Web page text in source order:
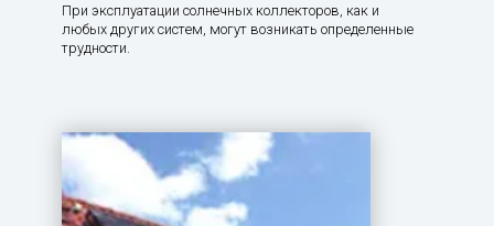
При эксплуатации солнечных коллекторов, как и
любых других систем, могут возникать определенные
трудности.